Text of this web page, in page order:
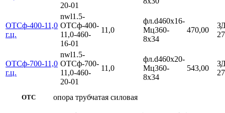
20-01
ОТСф-400-11,0
г.ц.
nwl1.5-
ОТСф-400-
11,0-460-
16-01
11,0
фл.d460х16-
Мц360-
8х34
470,00
ОТСф-700-11,0
г.ц.
nwl1.5-
ОТСф-700-
11,0-460-
20-01
11,0
фл.d460х20-
Мц360-
8х34
543,00
ОТС опора трубчатая силовая